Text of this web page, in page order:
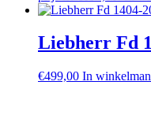
Liebherr Fd
€499,00 In